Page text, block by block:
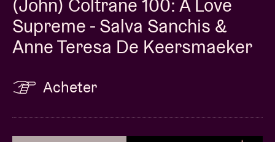
(John) Coltrane 100: A Love
Supreme - Salva Sanchis &
Anne Teresa De Keersmaeker
Acheter